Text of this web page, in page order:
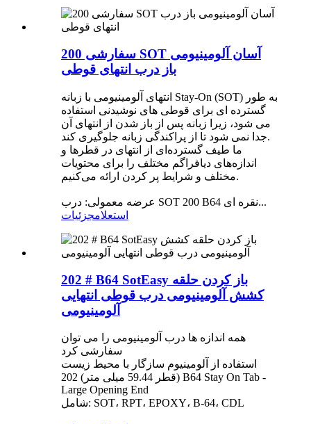
سفارشی 200 SOT آسان آلومینیومی
باز درب انتهای قوطی
انتهای آلومینیومی با زبانه Stay-On (SOT) به طور
گسترده ای برای قوطی های نوشیدنی استفاده
می شود، زیرا زبانه پس از باز شدن از انتهای آن
جدا نمی شود تا از پراکندگی زبانه جلوگیری کند.
ما طیف گسترده‌ای از انتهای در قطرها و
اندازه‌های دیافراگم مختلف را برای محتویات
مختلف و شرایط پر کردن ارائه می‌کنیم.
عرضه معمولی: درب SOT 200 B64 نقره ای...
استعلامجزئیات
202 # B64 SotEasy باز کردن حلقه
کشش آلومینیومی درب قوطی انتهایی
آلومینیومی
همه اندازه ها درب آلومینیومی را می توان
سفارشی کرد
استفاده از آلومینیوم سازگار با محیط زیست
202 (قطر 59.44 میلی متر) B64 Stay On Tab -
Large Opening End
شامل: SOT، RPT، EPOXY، B-64، CDL